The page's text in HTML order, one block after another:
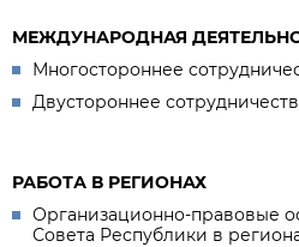
МЕЖДУНАРОДНАЯ
Многостороннее
Двустороннее
РАБОТА В РЕГИОНАХ
Организационно-правовые
Совета Республики в